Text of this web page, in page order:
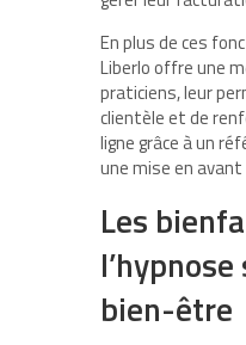
En plus de ces
Liberlo offre une
praticiens, leur
clientèle et de
ligne grâce à un
une mise en
Les
bien-être